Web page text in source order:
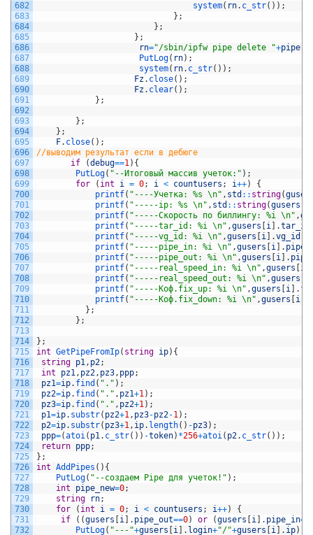
682
683
684
685
686
687
688
689
690
691
692
693
694
695
696
697
698
699
700
701
702
703
704
705
706
707
708
709
710
711
712
713
714
715
716
717
718
719
720
721
722
723
724
725
726
727
728
729
730
731
732
system( rn. c_str( ) ) ;
} ;
} ;
} ;
rn="/sbin/ipfw pipe delete "+pipe
PutLog( rn) ;
system( rn. c_str( ) ) ;
Fz. close( ) ;
Fz. clear( ) ;
} ;
} ;
} ;
F. close( ) ;
//выводим результат если в дебюге
if
(debug==1) {
PutLog( "--Итоговый массив учеток:" ) ;
for
( int i = 0; i < countusers ; i++)
{
printf( "----Учетка: %s \n" , std :: string(
printf( "-----ip: %s \n" , std :: string(gusers
printf( "-----Скорость по биллингу: %i \n" ,
printf( "-----tar_id: %i \n" ,gusers i .tar_id
printf( "-----vg_id: %i \n" ,gusers i .vg_id
printf( "-----pipe_in: %i \n" ,gusers i .
printf( "-----pipe_out: %i \n" ,gusers i .
printf( "-----real_speed_in: %i \n" ,gusers i
printf( "-----real_speed_out: %i \n" ,gusers
printf( "-----Коф.fix_up: %i \n" ,gusers i .
printf( "-----Коф.fix_down: %i \n" ,gusers i
} ;
} ;
} ;
int GetPipeFromIp( string ip) {
string p1, p2;
int
pz1, pz2, pz3, ppp;
pz1=ip. find ( "." ) ;
pz2=ip. find ( "." , pz1+1) ;
pz3=ip. find ( "." , pz2+1) ;
p1=ip. substr( pz2+1, pz3-pz2-1) ;
p2=ip. substr( pz3+1, ip. length( ) -pz3) ;
ppp=(atoi( p1. c_str( ) ) -token) *256+atoi( p2. c_str( ) ) ;
return ppp;
} ;
int AddPipes ( ) {
PutLog( "--создаем Pipe для учеток!" ) ;
int
pipe_new=0;
string
rn;
for
( int i = 0; i < countusers ; i++)
{
if
( (gusers i . pipe_out==0) or (gusers i . pipe_in==
PutLog( "---"+gusers i . login+"/"+gusers i . ip)